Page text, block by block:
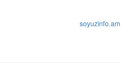
soyuzinfo.am